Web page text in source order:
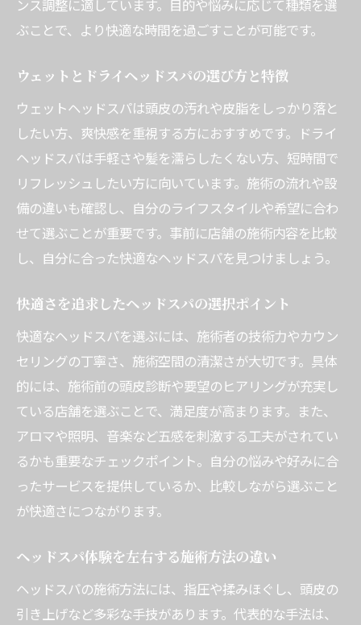
ンス調整に適しています。目的や悩みに応じて種類を選
ぶことで、より快適な時間を過ごすことが可能です。
ウェットとドライヘッドスパの選び方と特徴
ウェットヘッドスパは頭皮の汚れや皮脂をしっかり落と
したい方、爽快感を重視する方におすすめです。ドライ
ヘッドスパは手軽さや髪を濡らしたくない方、短時間で
リフレッシュしたい方に向いています。施術の流れや設
備の違いも確認し、自分のライフスタイルや希望に合わ
せて選ぶことが重要です。事前に店舗の施術内容を比較
し、自分に合った快適なヘッドスパを見つけましょう。
快適さを追求したヘッドスパの選択ポイント
快適なヘッドスパを選ぶには、施術者の技術力やカウン
セリングの丁寧さ、施術空間の清潔さが大切です。具体
的には、施術前の頭皮診断や要望のヒアリングが充実し
ている店舗を選ぶことで、満足度が高まります。また、
アロマや照明、音楽など五感を刺激する工夫がされてい
るかも重要なチェックポイント。自分の悩みや好みに合
ったサービスを提供しているか、比較しながら選ぶこと
が快適さにつながります。
ヘッドスパ体験を左右する施術方法の違い
ヘッドスパの施術方法には、指圧や揉みほぐし、頭皮の
引き上げなど多彩な手技があります。代表的な手法は、